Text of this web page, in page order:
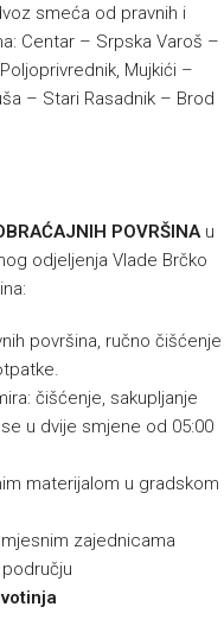
smeća od pravnih i
Centar – Srpska Varoš –
Mujkići –
– Stari Rasadnik – Brod
POVRŠINAu
odjeljenja Vlade Brčko
površina, ručno čišćenje
čišćenje, sakupljanje
u dvije smjene od 05:00
materijalom u gradskom
zajednicama